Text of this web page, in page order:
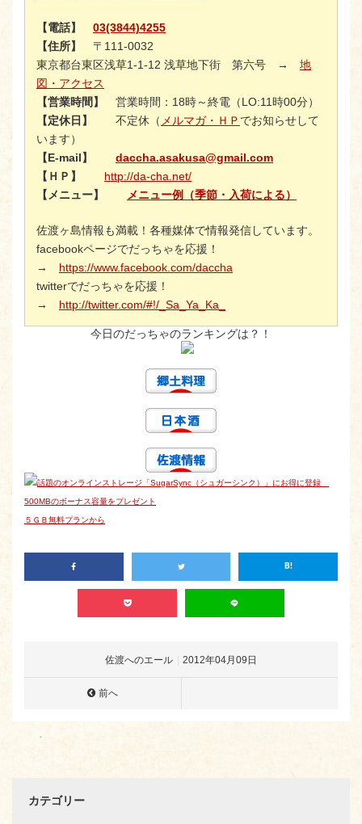
【電話】 03(3844)4255
【住所】 〒111-0032
東京都台東区浅草1-1-12 浅草地下街 第六号 → 地
図・アクセス
【営業時間】 営業時間：18時～終電（LO:11時00分）
【定休日】 不定休（ メルマガ・ＨＰ でお知らせして
います）
【E-mail】 daccha.asakusa@gmail.com
【ＨＰ】 http://da-cha.net/
【メニュー】 メニュー例（季節・入荷による）
佐渡ヶ島情報も満載！各種媒体で情報発信しています。
facebookページでだっちゃを応援！
→ https://www.facebook.com/daccha
twitterでだっちゃを応援！
→ http://twitter.com/#!/_Sa_Ya_Ka_
今日のだっちゃのランキングは？！
話題のオンラインストレージ「SugarSync（シュガーシンク）」にお得に登録
500MBのボーナス容量をプレゼント
５ＧＢ無料プランから
佐渡へのエール 2012年04月09日
前へ
カテゴリー